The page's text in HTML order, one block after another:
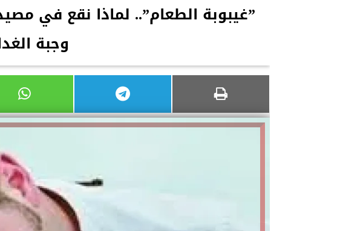
”غيبوبة الطعام”.. لماذا نقع في
وجبة